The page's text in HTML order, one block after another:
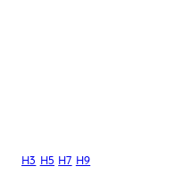
H3 H5 H7 H9